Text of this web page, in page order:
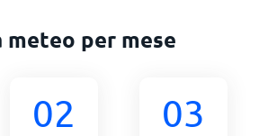
meteo per mese
02 03